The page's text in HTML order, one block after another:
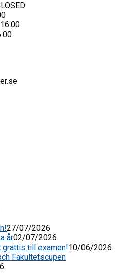
27/07/2026
år02/07/2026
grattis till examen!10/06/2026
Fakultetscupen